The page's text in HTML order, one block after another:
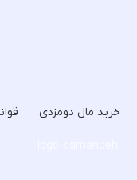
خرید مال دومزدی